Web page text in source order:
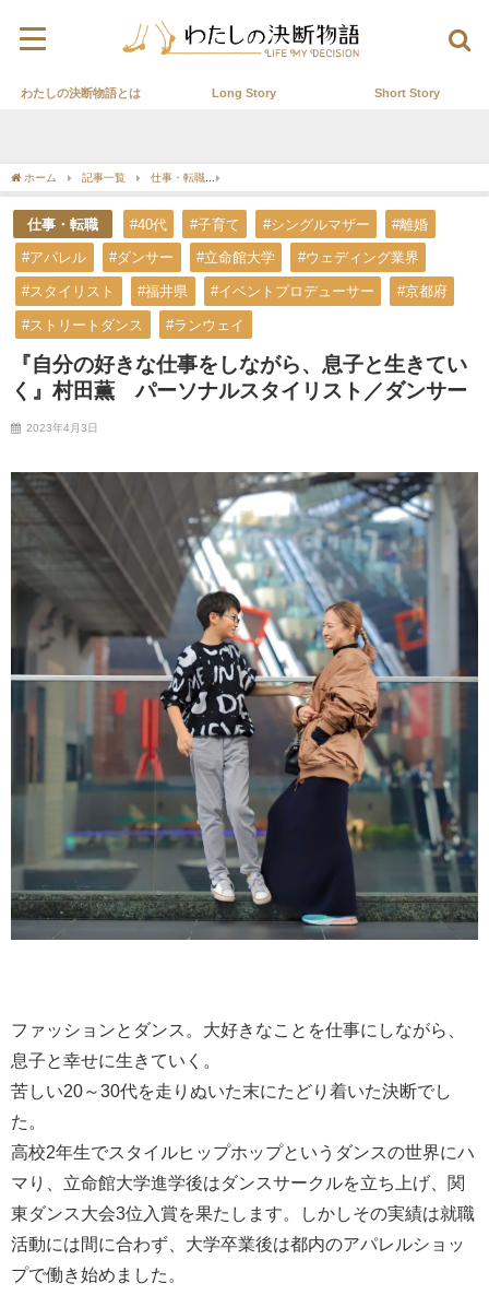
わたしの決断物語とは Long Story Short Story
ホーム 記事一覧 仕事・転職
仕事・転職 #40代 #子育て #シングルマザー #離婚
#アパレル #ダンサー #立命館大学 #ウェディング業界
#スタイリスト #福井県 #イベントプロデューサー #京都府
#ストリートダンス #ランウェイ
『自分の好きな仕事をしながら、息子と生きてい
く』村田薫 パーソナルスタイリスト／ダンサー
2023年4月3日
ファッションとダンス。大好きなことを仕事にしながら、
息子と幸せに生きていく。
苦しい20～30代を走りぬいた末にたどり着いた決断でし
た。
高校2年生でスタイルヒップホップというダンスの世界にハ
マり、立命館大学進学後はダンスサークルを立ち上げ、関
東ダンス大会3位入賞を果たします。しかしその実績は就職
活動には間に合わず、大学卒業後は都内のアパレルショッ
プで働き始めました。